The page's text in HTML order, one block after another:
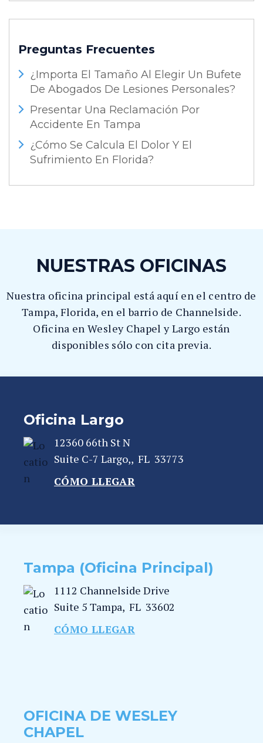
Preguntas Frecuentes
¿Importa El Tamaño Al Elegir Un Bufete
De Abogados De Lesiones Personales?
Presentar Una Reclamación Por
Accidente En Tampa
¿Cómo Se Calcula El Dolor Y El
Sufrimiento En Florida?
NUESTRAS OFICINAS
Nuestra oficina principal está aquí en el centro de
Tampa, Florida, en el barrio de Channelside.
Oficina en Wesley Chapel y Largo están
disponibles sólo con cita previa.
Oficina Largo
12360 66th St N
Suite C-7 Largo,, FL 33773
CÓMO LLEGAR
Tampa (Oficina Principal)
1112 Channelside Drive
Suite 5 Tampa, FL 33602
CÓMO LLEGAR
OFICINA DE WESLEY
CHAPEL